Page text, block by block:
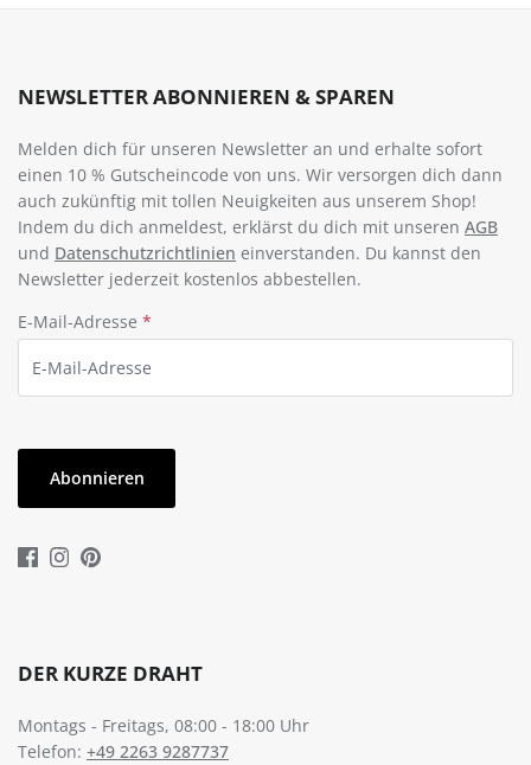
NEWSLETTER ABONNIEREN & SPAREN
Melden dich für unseren Newsletter an und erhalte sofort
einen 10 % Gutscheincode von uns. Wir versorgen dich dann
auch zukünftig mit tollen Neuigkeiten aus unserem Shop!
Indem du dich anmeldest, erklärst du dich mit unseren AGB
und Datenschutzrichtlinien einverstanden. Du kannst den
Newsletter jederzeit kostenlos abbestellen.
E-Mail-Adresse *
Abonnieren
DER KURZE DRAHT
Montags - Freitags, 08:00 - 18:00 Uhr
Telefon: +49 2263 9287737